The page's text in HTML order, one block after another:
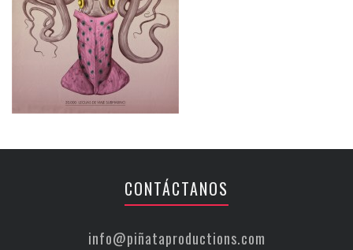
CONTÁCTANOS
info@piñataproductions.com